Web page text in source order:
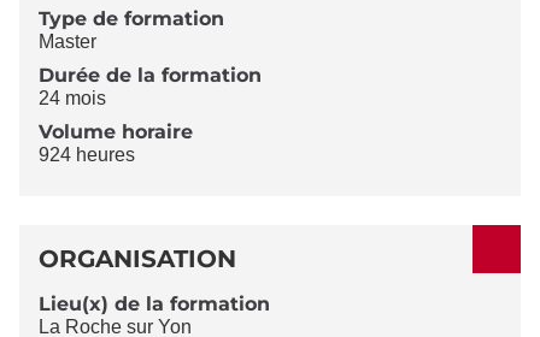
Type de formation
Master
Durée de la formation
24 mois
Volume horaire
924 heures
ORGANISATION
Lieu(x) de la formation
La Roche sur Yon